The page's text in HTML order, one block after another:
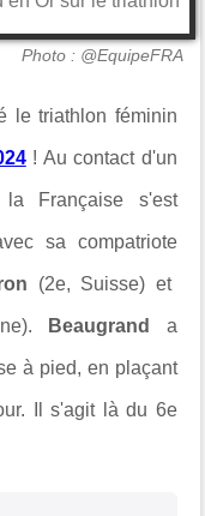
Photo : @EquipeFRA
le triathlon féminin
! Au contact d'un
Française s'est
sa compatriote
(2e, Suisse) et
Beaugrand a
à pied, en plaçant
Il s'agit là du 6e